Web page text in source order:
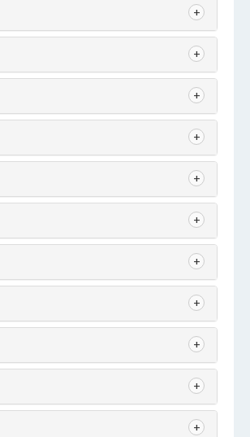
+
+
+
+
+
+
+
+
+
+
+